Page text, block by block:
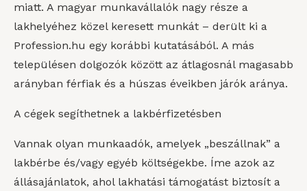
miatt. A magyar munkavállalók nagy része a
lakhelyéhez közel keresett munkát – derült ki a
Profession.hu egy korábbi kutatásából. A más
településen dolgozók között az átlagosnál magasabb
arányban férfiak és a húszas éveikben járók aránya.
A cégek segíthetnek a lakbérfizetésben
Vannak olyan munkaadók, amelyek „beszállnak” a
lakbérbe és/vagy egyéb költségekbe. Íme azok az
állásajánlatok, ahol lakhatási támogatást biztosít a